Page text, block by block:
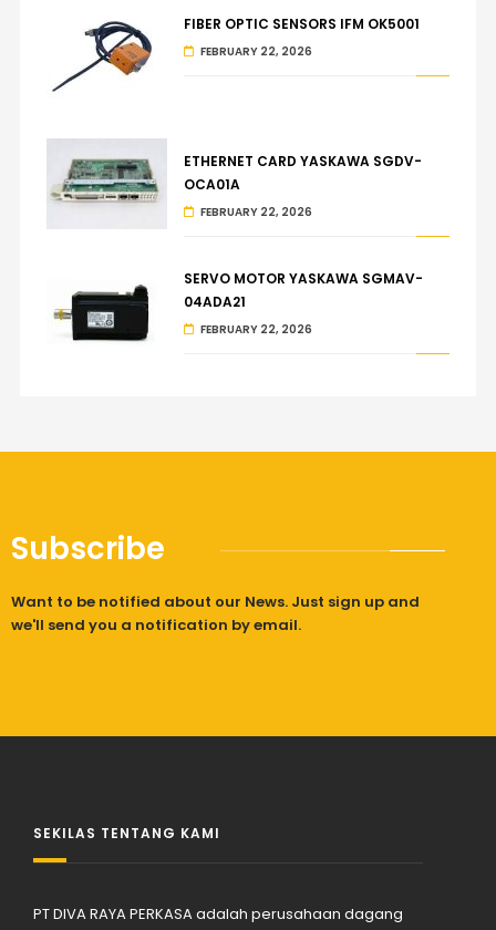
FIBER OPTIC SENSORS IFM OK5001
FEBRUARY 22, 2026
ETHERNET CARD YASKAWA SGDV-
OCA01A
FEBRUARY 22, 2026
SERVO MOTOR YASKAWA SGMAV-
04ADA21
FEBRUARY 22, 2026
Subscribe
Want to be notified about our News. Just sign up and
we'll send you a notification by email.
SEKILAS TENTANG KAMI
PT DIVA RAYA PERKASA adalah perusahaan dagang